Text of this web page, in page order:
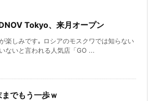
Tokyo、来月オープン
楽しみです｡ ロシアのモスクワでは知らない
ないと言われる人気店「GO ...
でもう一歩ｗ